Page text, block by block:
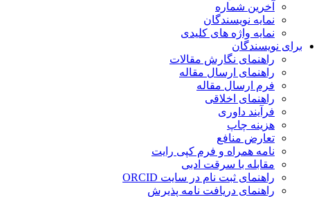
آخرین شماره
نمایه نویسندگان
نمایه واژه های کلیدی
برای نویسندگان
راهنمای نگارش مقالات
راهنمای ارسال مقاله
فرم ارسال مقاله
راهنمای اخلاقی
فرآیند داوری
هزینه چاپ
تعارض منافع
نامه همراه و فرم کپی رایت
مقابله با سرقت ادبی
راهنمای ثبت نام در سایت ORCID
راهنمای دریافت نامه پذیرش